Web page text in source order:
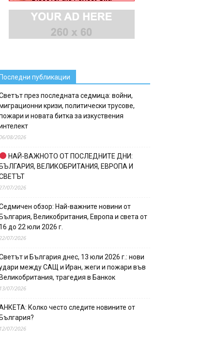
публикации
през последната седмица: войни,
кризи, политически трусове,
и новата битка за изкуствения
08/2026
НАЙ-ВАЖНОТО ОТ ПОСЛЕДНИТЕ ДНИ:
ВЕЛИКОБРИТАНИЯ, ЕВРОПА И
07/2026
обзор: Най-важните новини от
Великобритания, Европа и света от
до 22 юли 2026 г.
07/2026
и България днес, 13 юли 2026 г.: нови
между САЩ и Иран, жеги и пожари във
трагедия в Банкок
07/2026
Колко често следите новините от
07/2026